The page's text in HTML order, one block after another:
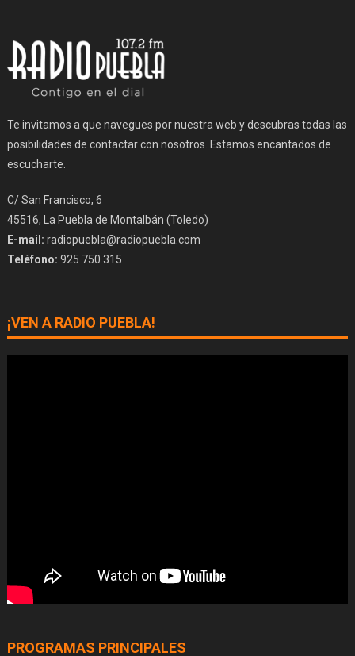
Te invitamos a que navegues por nuestra web y descubras todas las
posibilidades de contactar con nosotros. Estamos encantados de
escucharte.
C/ San Francisco, 6
45516, La Puebla de Montalbán (Toledo)
E-mail: radiopuebla@radiopuebla.com
Teléfono: 925 750 315
¡VEN A RADIO PUEBLA!
PROGRAMAS PRINCIPALES